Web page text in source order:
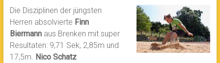
Die Disziplinen der jüngsten
Herren absolvierte Finn
Biermannaus Brenken mit super
Resultaten: 9,71 Sek, 2,85m und
17,5m. Nico Schatz